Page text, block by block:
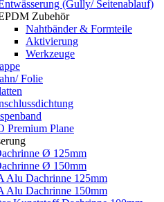
(Gully/ Seitenablauf)
Zubehör
Nahtbänder & Formteile
Aktivierung
Werkzeuge
Folie
Premium Plane
Ø 125mm
Ø 150mm
Alu Dachrinne 125mm
Alu Dachrinne 150mm